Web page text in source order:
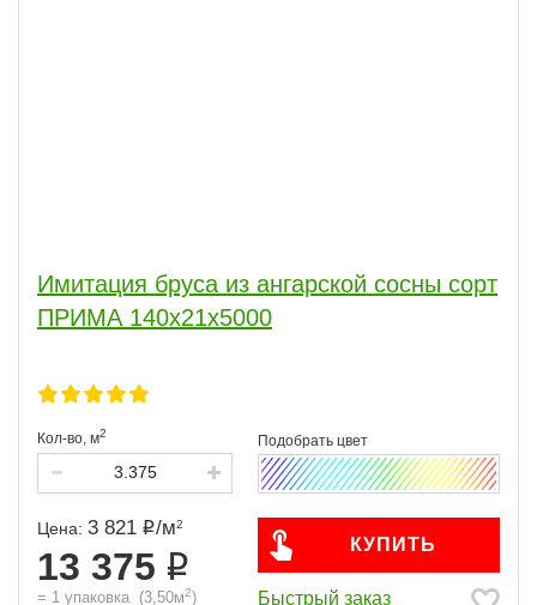
Имитация бруса из ангарской сосны сорт
ПРИМА 140x21x5000
Кол-во, м2
Цена: 3 821 /м2
13 375
= 1 упаковка (3,50м2)
КУПИТЬ
Быстрый заказ